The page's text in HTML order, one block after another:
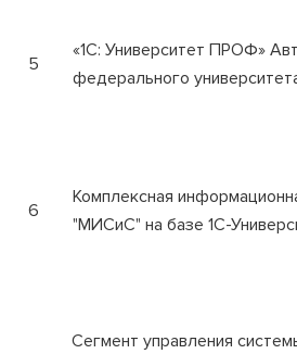
5
«1С: Университет ПРОФ»
федерального
6
Комплексная
"МИСиС" на базе 1С-
Сегмент управления